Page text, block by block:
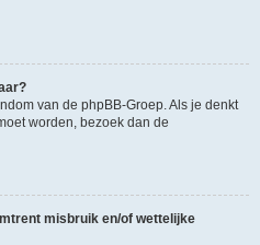
van de phpBB-Groep. Als je denkt
worden, bezoek dan de
misbruik en/of wettelijke